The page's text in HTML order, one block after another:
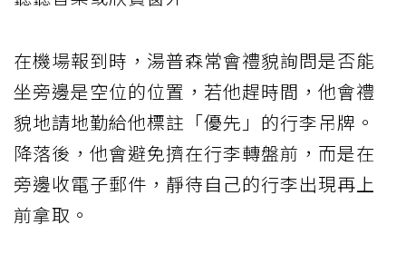
在機場報到時，湯普森常會禮貌詢問是否能
坐旁邊是空位的位置，若他趕時間，他會禮
貌地請地勤給他標註「優先」的行李吊牌。
降落後，他會避免擠在行李轉盤前，而是在
旁邊收電子郵件，靜待自己的行李出現再上
前拿取。